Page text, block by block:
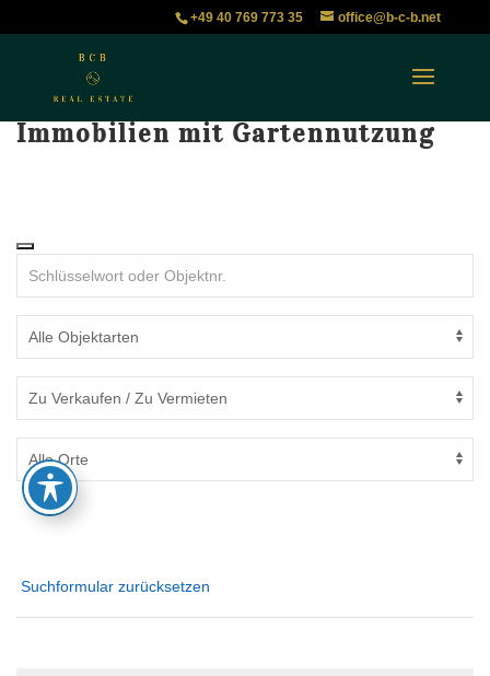
+49 40 769 773 35 office@b-c-b.net
Immobilien mit Gartennutzung
Suchformular zurücksetzen